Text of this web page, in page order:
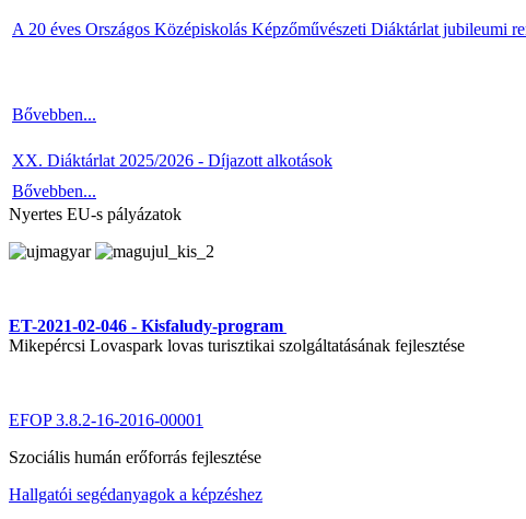
A 20 éves Országos Középiskolás Képzőművészeti Diáktárlat jubileumi
Bővebben...
XX. Diáktárlat 2025/2026 - Díjazott alkotások
Bővebben...
Nyertes EU-s pályázatok
ET-2021-02-046 - Kisfaludy-program
Mikepércsi Lovaspark lovas turisztikai szolgáltatásának fejlesztése
EFOP 3.8.2-16-2016-00001
Szociális humán erőforrás fejlesztése
Hallgatói segédanyagok a képzéshez